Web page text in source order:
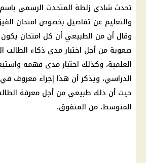
تحدث شادي زلطة المتحدث الرسمي باسم
والتعليم عن تفاصيل بخصوص امتحان
وقال أن من الطبيعي أن كل امتحان
صعوبة من أجل اختبار مدى ذكاء الطالب
العلمية، وكذلك اختبار مدى فهمه
الدراسي، ويذكر أن هذا إجراء معروف
حيث أن ذلك طبيعي من أجل معرفة
المتوسط، من المتفوق.